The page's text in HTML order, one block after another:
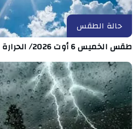
حالة الطقس
طقس الخميس 6 أوت 2026/ الحرارة بين 32 و44